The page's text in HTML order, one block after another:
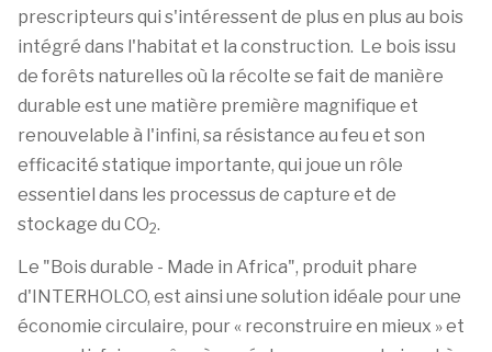
prescripteurs qui s'intéressent de plus en plus au bois
intégré dans l'habitat et la construction. Le bois issu
de forêts naturelles où la récolte se fait de manière
durable est une matière première magnifique et
renouvelable à l'infini, sa résistance au feu et son
efficacité statique importante, qui joue un rôle
essentiel dans les processus de capture et de
stockage du CO2.
Le "Bois durable - Made in Africa", produit phare
d'INTERHOLCO, est ainsi une solution idéale pour une
économie circulaire, pour « reconstruire en mieux » et